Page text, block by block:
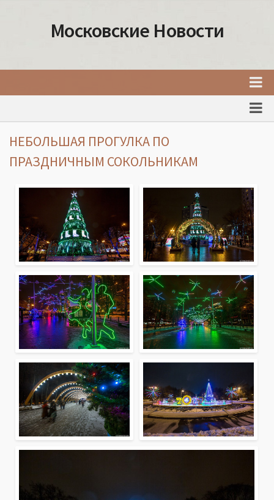
Московские Новости
Факты о Москве
Москва
Товары и услуги Москвы
НЕБОЛЬШАЯ ПРОГУЛКА ПО
ПРАЗДНИЧНЫМ СОКОЛЬНИКАМ